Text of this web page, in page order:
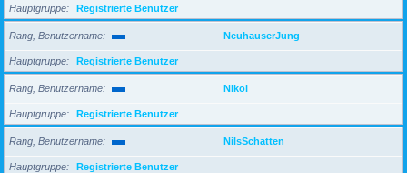
Hauptgruppe Registrierte Benutzer
Rang, Benutzername NeuhauserJung
Hauptgruppe Registrierte Benutzer
Rang, Benutzername Nikol
Hauptgruppe Registrierte Benutzer
Rang, Benutzername NilsSchatten
Hauptgruppe Registrierte Benutzer